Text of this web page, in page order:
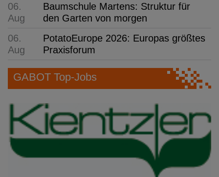
06.
Aug
Baumschule Martens: Struktur für
den Garten von morgen
06.
Aug
PotatoEurope 2026: Europas größtes
Praxisforum
GABOT Top-Jobs